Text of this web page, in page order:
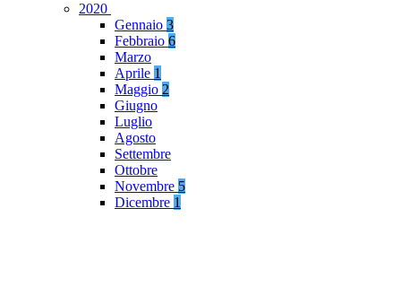
2020
Gennaio 3
Febbraio 6
Marzo
Aprile 1
Maggio 2
Giugno
Luglio
Agosto
Settembre
Ottobre
Novembre 5
Dicembre 1